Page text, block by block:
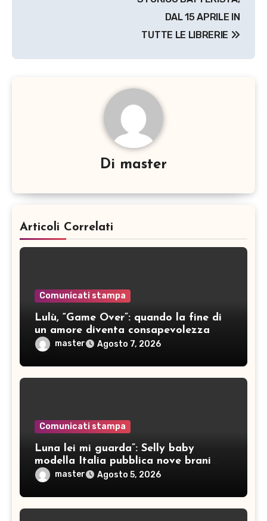
DAL 15 APRILE IN
TUTTE LE LIBRERIE
Di master
Articoli Correlati
Comunicati stampa
Lulù, “Game Over”: quando la fine di
un amore diventa consapevolezza
master Agosto 7, 2026
Comunicati stampa
Luna lei mi guarda”: Selly baby
modella Italia pubblica nove brani
ineditimaster Agosto 5, 2026